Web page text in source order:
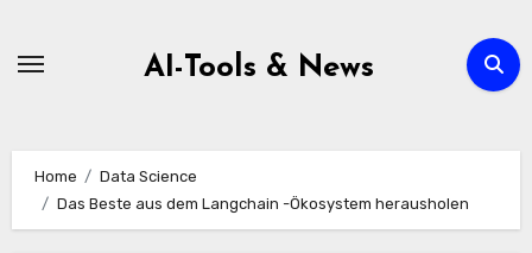
AI-Tools & News
Home
Data Science
Das Beste aus dem Langchain -Ökosystem herausholen